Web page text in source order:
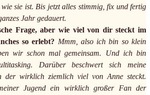
sie ist. Bis jetzt alles stimmig, fix und fertig
Jahr gedauert.
Frage, aber wie viel von dir steckt im
so erlebt? Mmm, also ich bin so klein
wir schon mal gemeinsam. Und ich bin
Darüber beschwert sich meine
der wirklich ziemlich viel von Anne steckt.
Jugend ein wirklich großer Fan der